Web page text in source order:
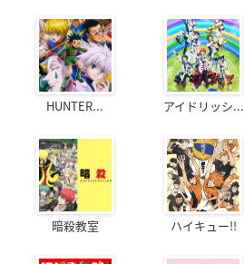
HUNTER... アイドリッシ...
暗殺教室 ハイキュー!!